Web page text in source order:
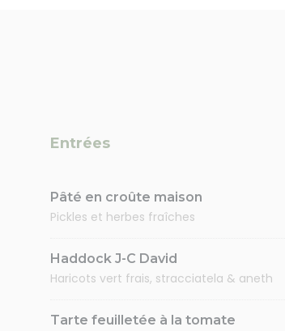
Entrées
Pâté en croûte maison
Pickles et herbes fraîches
Haddock J-C David
Haricots vert frais, stracciatela & aneth
Tarte feuilletée à la tomate